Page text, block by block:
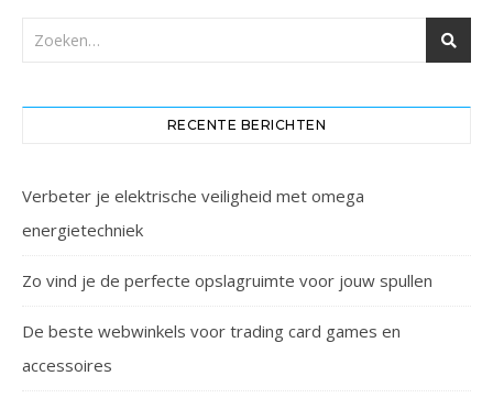
RECENTE BERICHTEN
Verbeter je elektrische veiligheid met omega
energietechniek
Zo vind je de perfecte opslagruimte voor jouw spullen
De beste webwinkels voor trading card games en
accessoires